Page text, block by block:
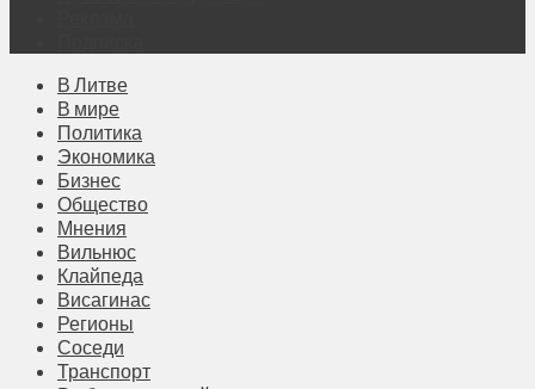
В Литве
В мире
Политика
Экономика
Бизнес
Общество
Мнения
Вильнюс
Клайпеда
Висагинас
Регионы
Соседи
Транспорт